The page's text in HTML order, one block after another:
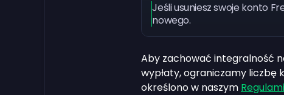
Jeśli usuniesz swoje konto
nowego.
Aby zachować integralność
wypłaty, ograniczamy liczbę
określono w naszym